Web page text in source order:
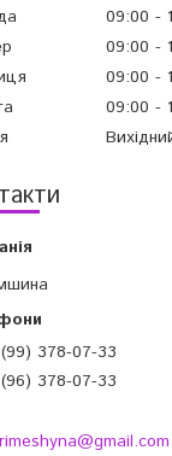
09:00
09:00
09:00
09:00
378-07-33
378-07-33